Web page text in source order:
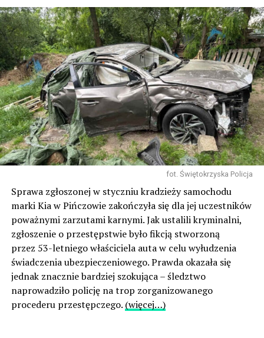
fot. Świętokrzyska Policja
Sprawa zgłoszonej w styczniu kradzieży samochodu
marki Kia w Pińczowie zakończyła się dla jej uczestników
poważnymi zarzutami karnymi. Jak ustalili kryminalni,
zgłoszenie o przestępstwie było fikcją stworzoną
przez 53-letniego właściciela auta w celu wyłudzenia
świadczenia ubezpieczeniowego. Prawda okazała się
jednak znacznie bardziej szokująca – śledztwo
naprowadziło policję na trop zorganizowanego
procederu przestępczego. (więcej…)